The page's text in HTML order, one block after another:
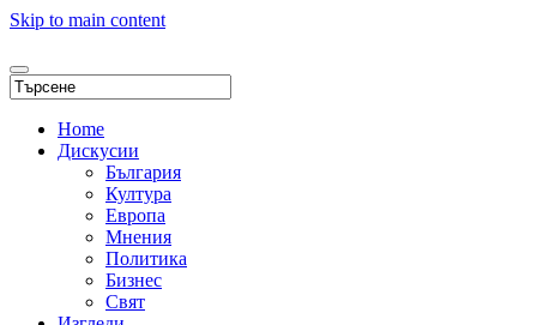
Skip to main content
Home
Дискусии
България
Култура
Европа
Мнения
Политика
Бизнес
Свят